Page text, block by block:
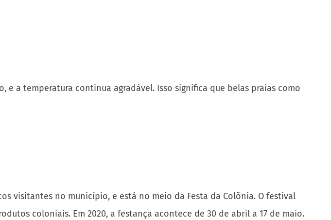
a temperatura continua agradável. Isso significa que belas praias como
visitantes no município, e está no meio da Festa da Colônia. O festival
coloniais. Em 2020, a festança acontece de 30 de abril a 17 de maio.